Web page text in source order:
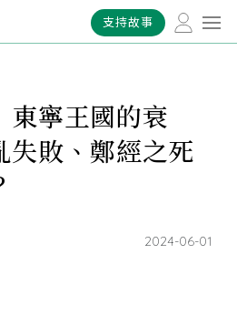
支持故事
東寧王國的衰
失敗、鄭經之死
2024-06-01